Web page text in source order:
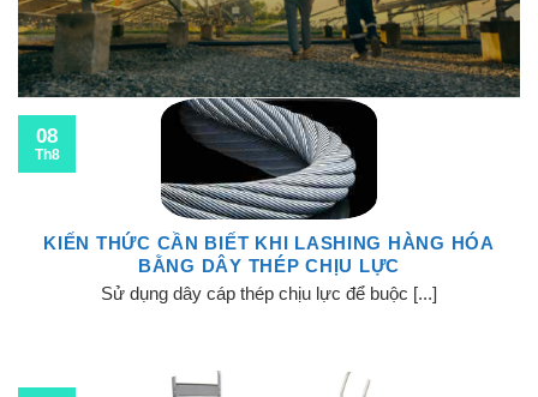
KIẾN THỨC CẦN BIẾT KHI LASHING HÀNG HÓA
BẰNG DÂY THÉP CHỊU LỰC
Sử dụng dây cáp thép chịu lực để buộc [...]
08
Th8